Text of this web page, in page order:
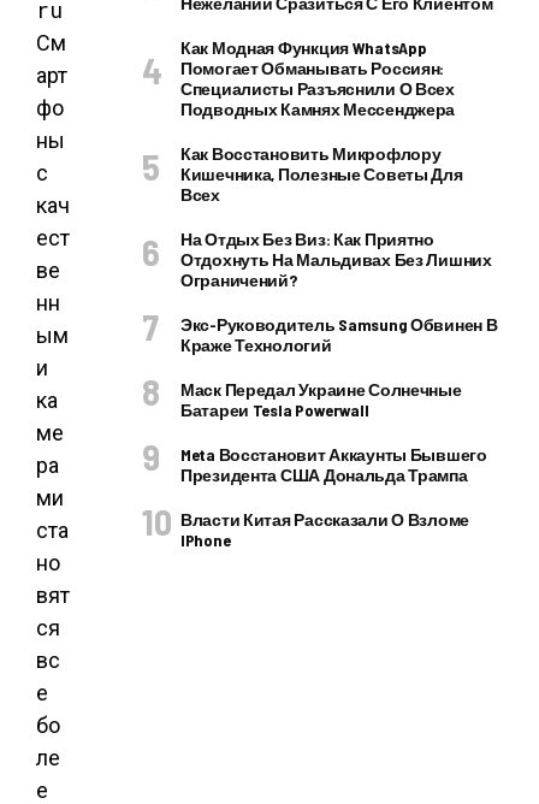
ru
См
арт
фо
ны
с
кач
ест
ве
нн
ым
и
ка
ме
ра
ми
ста
но
вят
ся
вс
е
бо
ле
е
Как Модная Функция WhatsApp
Помогает Обманывать Россиян:
Специалисты Разъяснили О Всех
Подводных Камнях Мессенджера
Как Восстановить Микрофлору
Кишечника, Полезные Советы Для
Всех
На Отдых Без Виз: Как Приятно
Отдохнуть На Мальдивах Без Лишних
Ограничений?
Экс-Руководитель Samsung Обвинен В
Краже Технологий
Маск Передал Украине Солнечные
Батареи Tesla Powerwall
Meta Восстановит Аккаунты Бывшего
Президента США Дональда Трампа
Власти Китая Рассказали О Взломе
IPhone